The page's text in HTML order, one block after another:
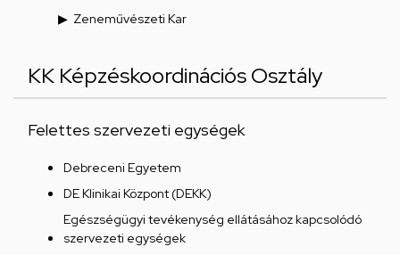
Zeneművészeti Kar
KK Képzéskoordinációs Osztály
Felettes szervezeti egységek
Debreceni Egyetem
DE Klinikai Központ (DEKK)
Egészségügyi tevékenység ellátásához kapcsolódó
szervezeti egységek